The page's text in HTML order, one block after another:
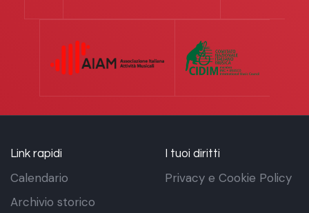
Link rapidi
Calendario
Archivio storico
I tuoi diritti
Privacy e Cookie Policy